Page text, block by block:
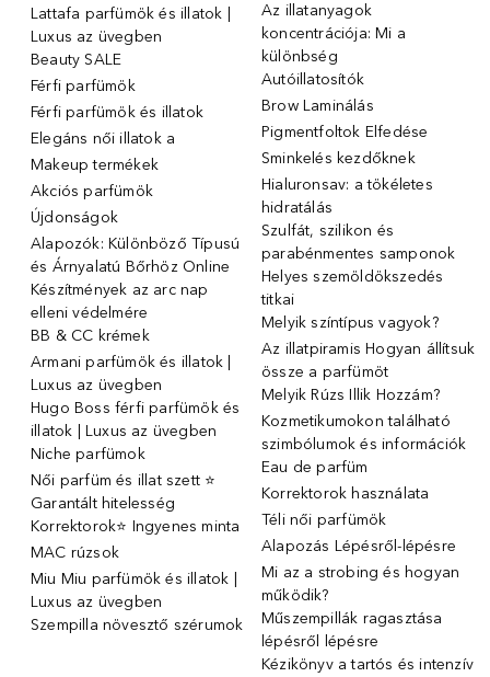
Lattafa parfümök és illatok |
Luxus az üvegben
Beauty SALE
Férfi parfümök
Férfi parfümök és illatok
Elegáns női illatok ️a
Makeup termékek
Akciós parfümök
Újdonságok
Alapozók: Különböző Típusú
és Árnyalatú Bőrhöz Online
Készítmények az arc nap
elleni védelmére
BB & CC krémek
Armani parfümök és illatok |
Luxus az üvegben
Hugo Boss férfi parfümök és
illatok | Luxus az üvegben
Niche parfümok
Női parfüm és illat szett ⭐
Garantált hitelesség
Korrektorok⭐ Ingyenes minta
MAC rúzsok
Miu Miu parfümök és illatok |
Luxus az üvegben
Szempilla növesztő szérumok
Az illatanyagok
koncentrációja: Mi a
különbség
Autóillatosítók
Brow Laminálás
Pigmentfoltok Elfedése
Sminkelés kezdőknek
Hialuronsav: a tökéletes
hidratálás
Szulfát, szilikon és
parabénmentes samponok
Helyes szemöldökszedés
titkai
Melyik színtípus vagyok?
Az illatpiramis Hogyan állítsuk
össze a parfümöt
Melyik Rúzs Illik Hozzám?
Kozmetikumokon található
szimbólumok és információk
Eau de parfüm
Korrektorok használata
Téli női parfümök
Alapozás Lépésről-lépésre
Mi az a strobing és hogyan
működik?
Műszempillák ragasztása
lépésről lépésre
Kézikönyv a tartós és intenzív